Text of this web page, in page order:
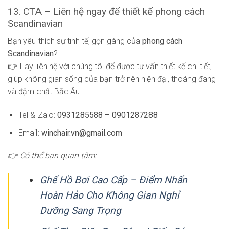
13. CTA – Liên hệ ngay để thiết kế phong cách
Scandinavian
Bạn yêu thích sự tinh tế, gọn gàng của phong cách
Scandinavian?
👉 Hãy liên hệ với chúng tôi để được tư vấn thiết kế chi tiết,
giúp không gian sống của bạn trở nên hiện đại, thoáng đãng
và đậm chất Bắc Âu
Tel & Zalo: 0931285588 – 0901287288
Email: winchair.vn@gmail.com
👉 Có thể bạn quan tâm:
Ghế Hồ Bơi Cao Cấp – Điểm Nhấn
Hoàn Hảo Cho Không Gian Nghỉ
Dưỡng Sang Trọng